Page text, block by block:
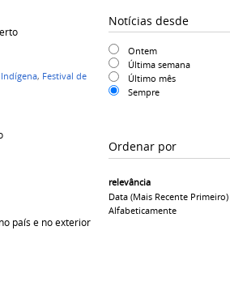
Notícias desde
Ontem
Última semana
Último mês
Sempre
Ordenar por
relevância
Data (mais Recente Primeiro)
Alfabeticamente
, Festival de
país e no exterior